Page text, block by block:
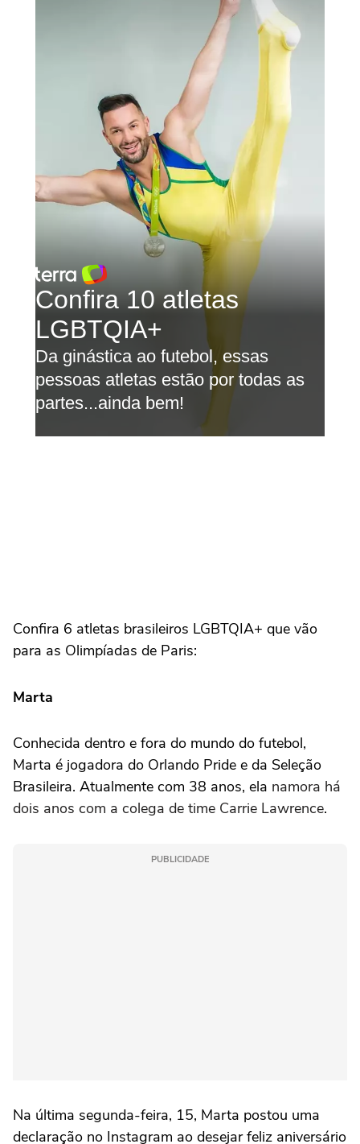
Confira 6 atletas brasileiros LGBTQIA+ que vão
para as Olimpíadas de Paris:
Marta
Conhecida dentro e fora do mundo do futebol,
Marta é jogadora do Orlando Pride e da Seleção
Brasileira. Atualmente com 38 anos, ela namora há
dois anos com a colega de time Carrie Lawrence.
PUBLICIDADE
Na última segunda-feira, 15, Marta postou uma
declaração no Instagram ao desejar feliz aniversário